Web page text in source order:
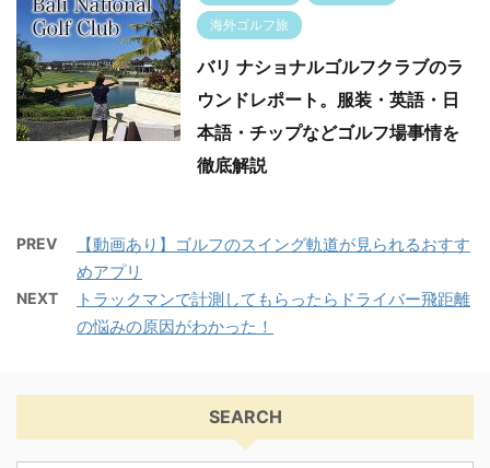
海外ゴルフ旅
バリ ナショナルゴルフクラブのラ
ウンドレポート。服装・英語・日
本語・チップなどゴルフ場事情を
徹底解説
PREV
【動画あり】ゴルフのスイング軌道が見られるおすす
めアプリ
NEXT
トラックマンで計測してもらったらドライバー飛距離
の悩みの原因がわかった！
SEARCH